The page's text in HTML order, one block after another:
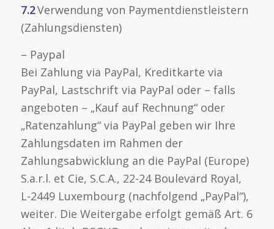
7.2Verwendung von Paymentdienstleistern
(Zahlungsdiensten)
– Paypal
Bei Zahlung via PayPal, Kreditkarte via
PayPal, Lastschrift via PayPal oder – falls
angeboten – „Kauf auf Rechnung“ oder
„Ratenzahlung“ via PayPal geben wir Ihre
Zahlungsdaten im Rahmen der
Zahlungsabwicklung an die PayPal (Europe)
S.a.r.l. et Cie, S.C.A., 22-24 Boulevard Royal,
L-2449 Luxembourg (nachfolgend „PayPal“),
weiter. Die Weitergabe erfolgt gemäß Art. 6